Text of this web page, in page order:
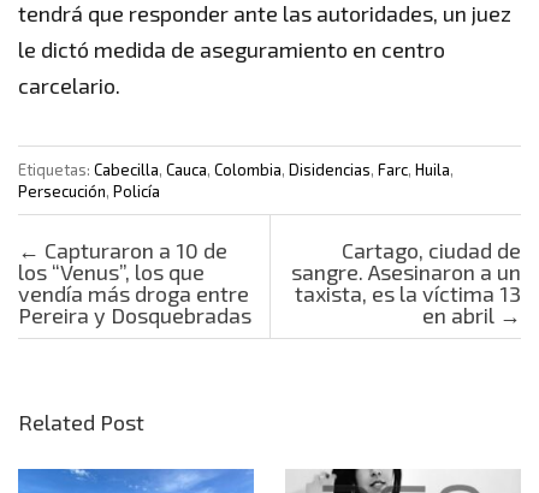
tendrá que responder ante las autoridades, un juez
le dictó medida de aseguramiento en centro
carcelario.
Etiquetas: Cabecilla, Cauca, Colombia, Disidencias, Farc, Huila,
Persecución, Policía
Post navigation
← Capturaron a 10 de
los “Venus”, los que
vendía más droga entre
Pereira y Dosquebradas
Cartago, ciudad de
sangre. Asesinaron a un
taxista, es la víctima 13
en abril →
Related Post